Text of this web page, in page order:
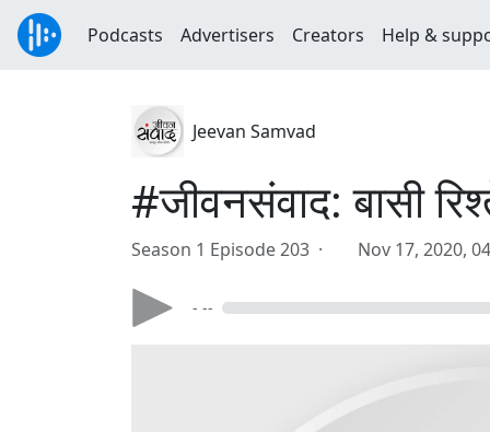
Podcasts Advertisers Creators Help &
Jeevan Samvad
#जीवनसंवाद: बासी
Season 1 Episode 203 · Nov 17, 2020,
- --